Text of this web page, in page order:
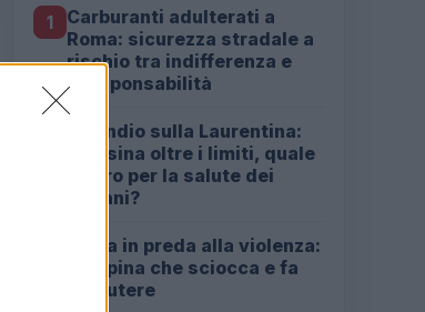
1
Carburanti adulterati a
Roma: sicurezza stradale a
rischio tra indifferenza e
irresponsabilità
Incendio sulla Laurentina:
diossina oltre i limiti, quale
futuro per la salute dei
romani?
Roma in preda alla violenza:
la rapina che sciocca e fa
discutere